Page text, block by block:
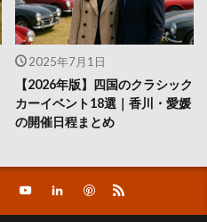
2025年7月1日
【2026年版】四国のクラシック
カーイベント18選｜香川・愛媛
の開催日程まとめ